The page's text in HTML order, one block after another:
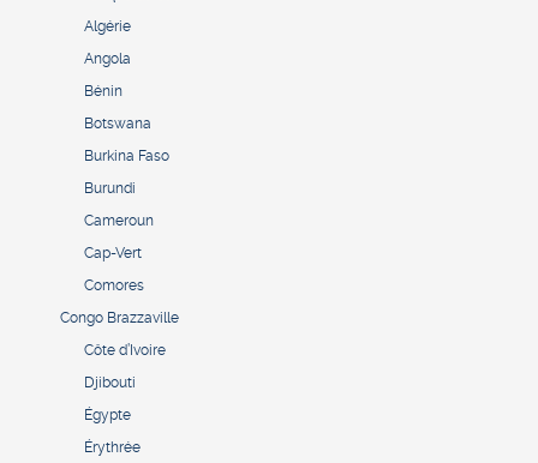
Algérie
Angola
Bénin
Botswana
Burkina Faso
Burundi
Cameroun
Cap-Vert
Comores
Congo Brazzaville
Côte d’Ivoire
Djibouti
Égypte
Érythrée